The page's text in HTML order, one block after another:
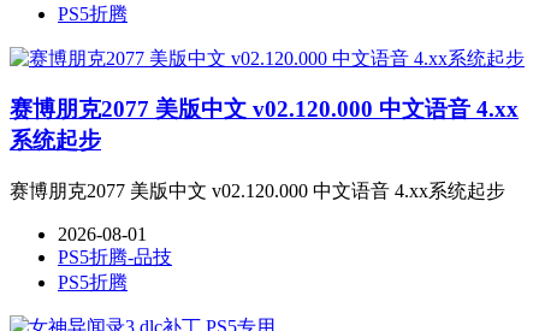
PS5折腾
赛博朋克2077 美版中文 v02.120.000 中文语音 4.xx
系统起步
赛博朋克2077 美版中文 v02.120.000 中文语音 4.xx系统起步
2026-08-01
PS5折腾-品技
PS5折腾